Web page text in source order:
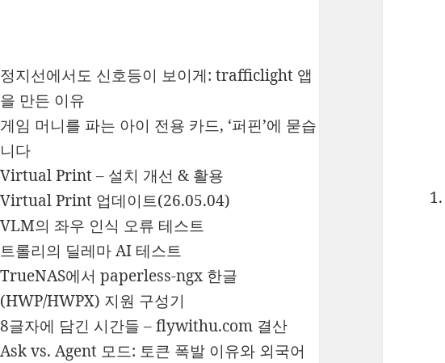
정지선에서도 신호등이 보이게: trafficlight 앱
을 만든 이유
게임 머니를 파는 아이 전용 카드, ‘퍼핀’에 묻습
니다
Virtual Print – 설치 개선 & 활용
Virtual Print 업데이트(26.05.04)
VLM의 좌우 인식 오류 테스트
트롤리의 딜레마 AI 테스트
TrueNAS에서 paperless-ngx 한글
(HWP/HWPX) 지원 구성기
8글자에 담긴 시간들 – flywithu.com 결산
Ask vs. Agent 모드: 토큰 폭발 이유와 외국어